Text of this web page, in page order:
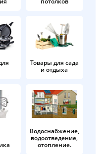
Товары для сада
и отдыха
Водоснабжение,
водоотведение,
отопление.